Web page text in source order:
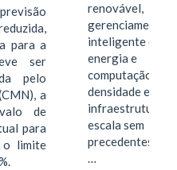
para a
ser
pelo
a
de
para
o limite
renovável,
gerenciamento
inteligente de
energia e
computação de
densidade em
infraestrutura
escala sem
…